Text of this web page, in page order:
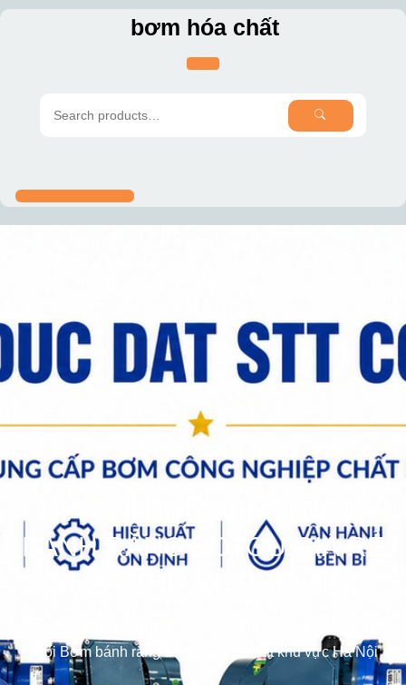
Skip
bơm hóa chất
SEARCH
ĐỊA CHỈ PHÂN PHỐI BƠM
BÁNH RĂNG BOTOU GIÁ RẺ
NHẤT KHU VỰC HÀ NỘI
phối Bơm bánh răng Botou giá rẻ nhất khu vực Hà Nội